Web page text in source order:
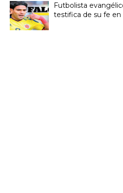
Futbolista
testifica de su fe en